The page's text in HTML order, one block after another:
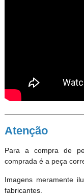
Atenção
Para a compra de
comprada é a peça
Imagens meramente
fabricantes.